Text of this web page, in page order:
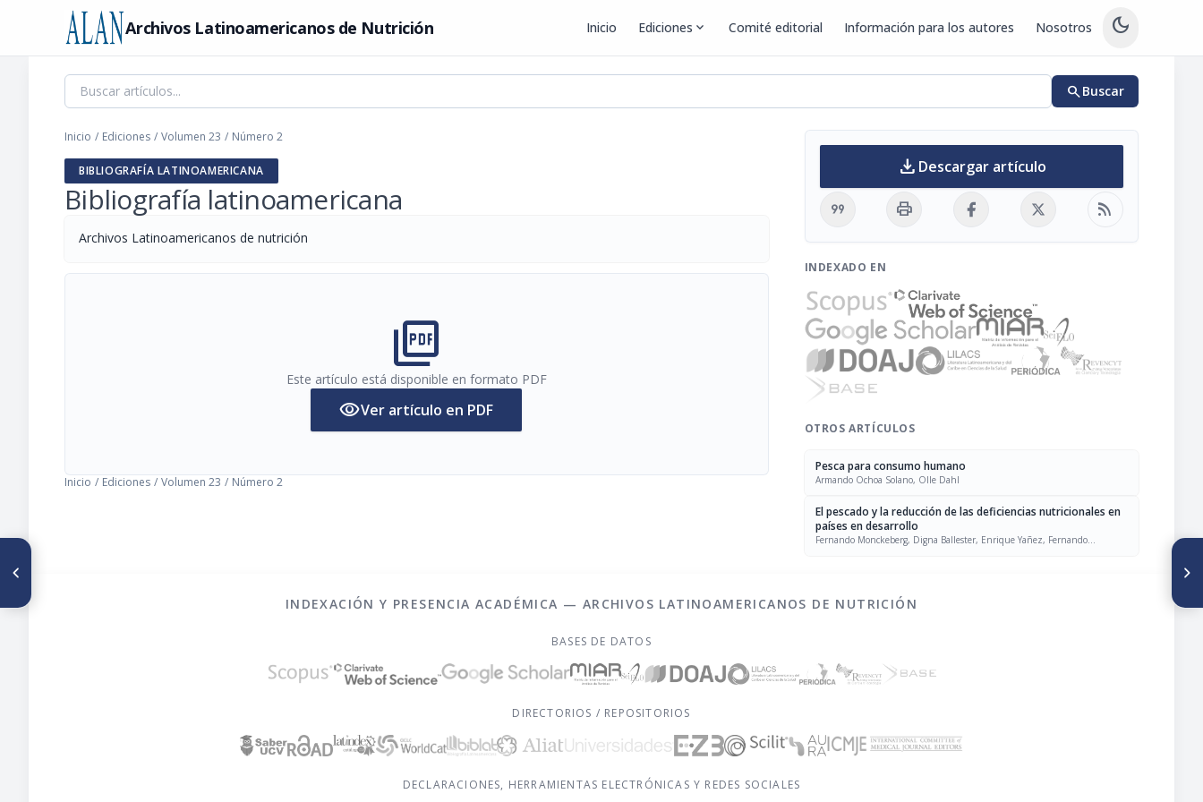
Archivos Latinoamericanos de Nutrición Inicio Ediciones expand_more Comité editorial Información para los autores Nosotros dark_mode
searchBuscar
Inicio / Ediciones / Volumen 23 / Número 2
BIBLIOGRAFÍA LATINOAMERICANA
Bibliografía latinoamericana
Archivos Latinoamericanos de nutrición
picture_as_pdf
Este artículo está disponible en formato PDF
visibilityVer artículo en PDF
Inicio / Ediciones / Volumen 23 / Número 2
download Descargar artículo
format_quote print rss_feed
INDEXADO EN
OTROS ARTÍCULOS
Pesca para consumo humano
Armando Ochoa Solano, Olle Dahl
El pescado y la reducción de las deficiencias nutricionales en
países en desarrollo
Fernando Monckeberg, Digna Ballester, Enrique Yañez, Fernando
INDEXACIÓN Y PRESENCIA ACADÉMICA — ARCHIVOS LATINOAMERICANOS DE NUTRICIÓN
BASES DE DATOS
DIRECTORIOS / REPOSITORIOS
DECLARACIONES, HERRAMIENTAS ELECTRÓNICAS Y REDES SOCIALES